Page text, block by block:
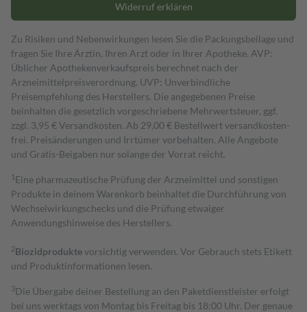
Widerruf erklären
Zu Risiken und Nebenwirkungen lesen Sie die Packungsbeilage und
fragen Sie Ihre Ärztin, Ihren Arzt oder in Ihrer Apotheke. AVP:
Üblicher Apothekenverkaufspreis berechnet nach der
Arzneimittelpreisverordnung. UVP: Unverbindliche
Preisempfehlung des Herstellers. Die angegebenen Preise
beinhalten die gesetzlich vorgeschriebene Mehrwertsteuer, ggf.
zzgl. 3,95 € Versandkosten. Ab 29,00 € Bestell­wert versand­kosten­
frei. Preisänderungen und Irrtümer vorbehalten. Alle Angebote
und Gratis-Beigaben nur solange der Vorrat reicht.
1 Eine pharmazeutische Prüfung der Arzneimittel und sonstigen
Produkte in deinem Warenkorb beinhaltet die Durchführung von
Wechselwirkungschecks und die Prüfung etwaiger
Anwendungshinweise des Herstellers.
2Biozidproduktevorsichtig verwenden. Vor Gebrauch stets Etikett
und Produktinformationen lesen.
3Die Übergabe deiner Bestellung an den Paketdienstleister erfolgt
bei uns werktags von Montag bis Freitag bis 18:00 Uhr. Der genaue